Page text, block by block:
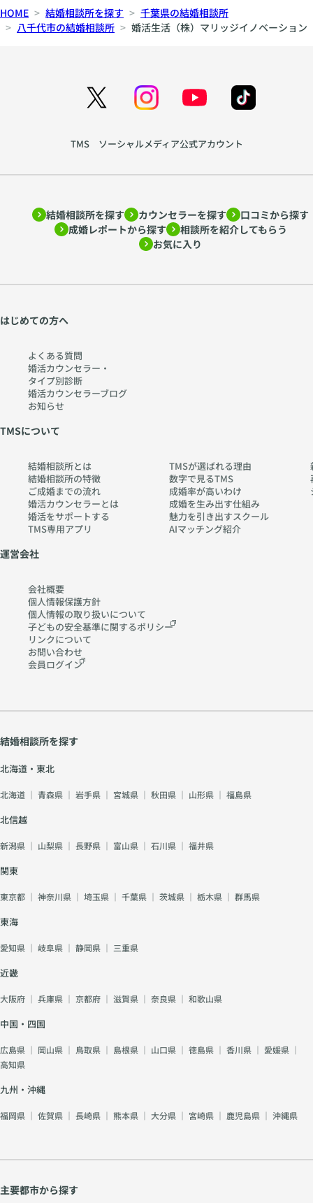
HOME 結婚相談所を探す
千葉県の結婚相談所
八千代市の結婚相談所
婚活生活（株）マリッジイノベーション
TMS ソーシャルメディア公式アカウント
結婚相談所を探す カウンセラーを探す
口コミから探す
成婚レポートから探す
相談所を紹介してもらう
お気に入り
はじめての方へ
よくある質問
婚活カウンセラー・
タイプ別診断
婚活カウンセラーブログ
お知らせ
TMSについて
結婚相談所とは
結婚相談所の特徴
ご成婚までの流れ
婚活カウンセラーとは
婚活をサポートする
TMS専用アプリ
TMSが選ばれる理由
数字で見るTMS
成婚率が高いわけ
成婚を生み出す仕組み
魅力を引き出すスクール
AIマッチング紹介
運営会社
会社概要
個人情報保護方針
個人情報の取り扱いについて
子どもの安全基準に関するポリシー
リンクについて
お問い合わせ
会員ログイン
結婚相談所を探す
北海道・東北
北海道 ｜ 青森県 ｜ 岩手県 ｜ 宮城県 ｜ 秋田県 ｜ 山形県 ｜ 福島県
北信越
新潟県 ｜ 山梨県 ｜ 長野県 ｜ 富山県 ｜ 石川県 ｜ 福井県
関東
東京都 ｜ 神奈川県 ｜ 埼玉県 ｜ 千葉県 ｜ 茨城県 ｜ 栃木県 ｜ 群馬県
東海
愛知県 ｜ 岐阜県 ｜ 静岡県 ｜ 三重県
近畿
大阪府 ｜ 兵庫県 ｜ 京都府 ｜ 滋賀県 ｜ 奈良県 ｜ 和歌山県
中国・四国
広島県 ｜ 岡山県 ｜ 鳥取県 ｜ 島根県 ｜ 山口県 ｜ 徳島県 ｜ 香川県 ｜ 愛媛県 ｜
高知県
九州・沖縄
福岡県 ｜ 佐賀県 ｜ 長崎県 ｜ 熊本県 ｜ 大分県 ｜ 宮崎県 ｜ 鹿児島県 ｜ 沖縄県
主要都市から探す